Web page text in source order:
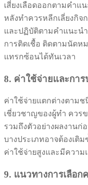
เสี่ยงเลือดออกตามคำ
หลังทำควรหลีกเลี่ยงกิจ
และปฏิบัติตามคำแนะน
การติดเชื้อ ติดตามนัดห
แทรกซ้อนได้ทันเวลา
8. ค่าใช้จ่ายและการ
ค่าใช้จ่ายแตกต่างตาม
เชี่ยวชาญของผู้ทำ ควร
รวมถึงตัวอย่างผลงาน
บางประเภทอาจต้องเติ
ค่าใช้จ่ายสูงและมีความ
9. แนวทางการเลือ